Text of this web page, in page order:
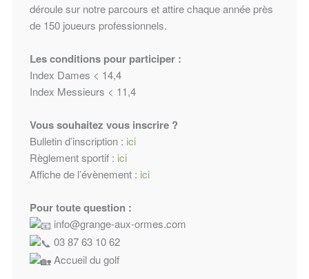
déroule sur notre parcours et attire chaque année près
de 150 joueurs professionnels.
Les conditions pour participer :
Index Dames < 14,4
Index Messieurs < 11,4
Vous souhaitez vous inscrire ?
Bulletin d’inscription : ici
Règlement sportif : ici
Affiche de l’évènement : ici
Pour toute question :
info@grange-aux-ormes.com
03 87 63 10 62
Accueil du golf